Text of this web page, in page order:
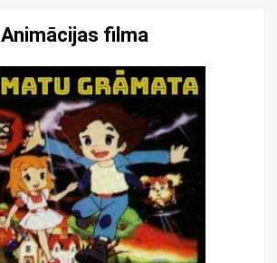
Animācijas filma